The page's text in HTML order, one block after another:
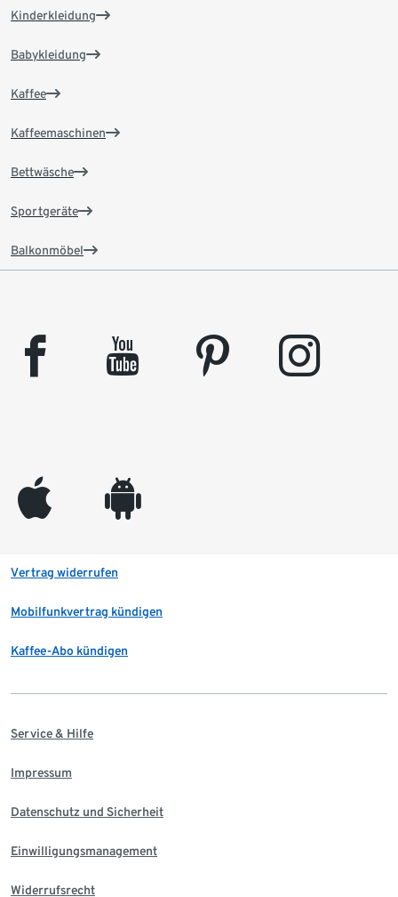
Kinderkleidung
Babykleidung
Kaffee
Kaffeemaschinen
Bettwäsche
Sportgeräte
Balkonmöbel
facebook youtube pinterest instagram
appleinc android
Vertrag widerrufen
Mobilfunkvertrag kündigen
Kaffee-Abo kündigen
Service & Hilfe
Impressum
Datenschutz und Sicherheit
Einwilligungsmanagement
Widerrufsrecht